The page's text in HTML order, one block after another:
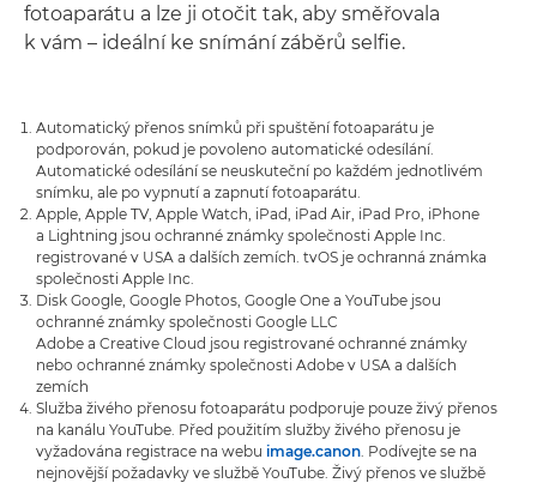
fotoaparátu a lze ji otočit tak, aby směřovala
k vám – ideální ke snímání záběrů selfie.
Automatický přenos snímků při spuštění fotoaparátu je
podporován, pokud je povoleno automatické odesílání.
Automatické odesílání se neuskuteční po každém jednotlivém
snímku, ale po vypnutí a zapnutí fotoaparátu.
Apple, Apple TV, Apple Watch, iPad, iPad Air, iPad Pro, iPhone
a Lightning jsou ochranné známky společnosti Apple Inc.
registrované v USA a dalších zemích. tvOS je ochranná známka
společnosti Apple Inc.
Disk Google, Google Photos, Google One a YouTube jsou
ochranné známky společnosti Google LLC
Adobe a Creative Cloud jsou registrované ochranné známky
nebo ochranné známky společnosti Adobe v USA a dalších
zemích
Služba živého přenosu fotoaparátu podporuje pouze živý přenos
na kanálu YouTube. Před použitím služby živého přenosu je
vyžadována registrace na webu image.canon. Podívejte se na
nejnovější požadavky ve službě YouTube. Živý přenos ve službě